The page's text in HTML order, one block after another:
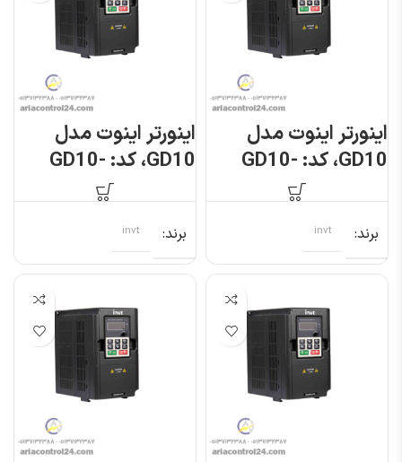
اینورتر اینوت مدل
GD10، کد: GD10-
1R5G-4-B
برند invt
اینورتر اینوت مدل
GD10، کد: GD10-
1R5G-S2-B
برند invt